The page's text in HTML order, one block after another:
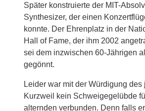
Später konstruierte der MIT-
Synthesizer, der einen
konnte. Der Ehrenplatz in der
Hall of Fame, der ihm 2002
sei dem inzwischen 60-Jährigen
gegönnt.
Leider war mit der Würdigung des
Kurzweil kein Schweigegelübde
alternden verbunden. Denn falls